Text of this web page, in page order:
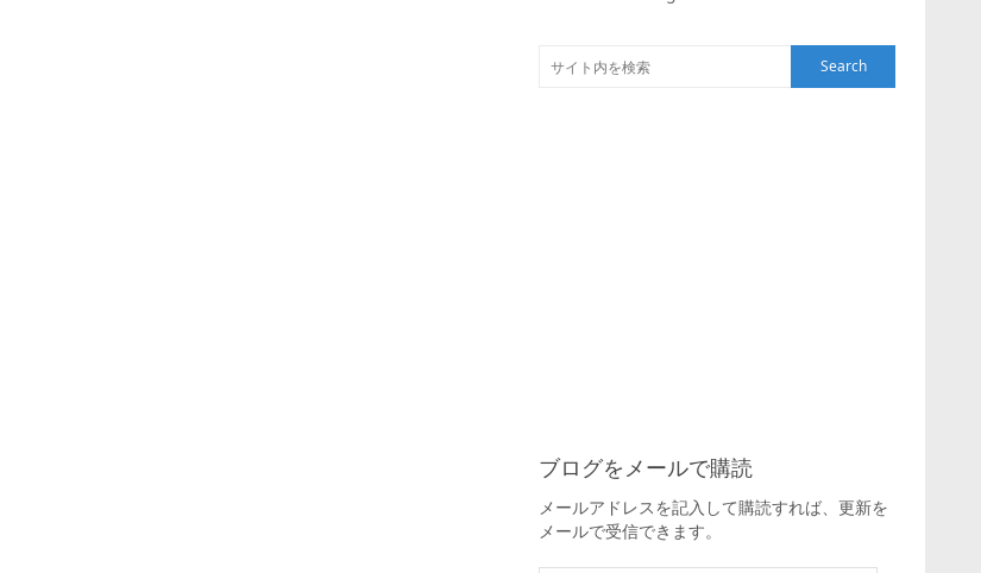
ブログをメールで購読
メールアドレスを記入して購読すれば、更新を
メールで受信できます。